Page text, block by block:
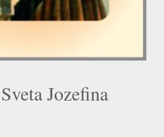
Jozefina